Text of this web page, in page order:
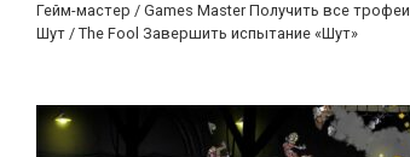
Гейм-мастер / Games Master Получить все трофеи
Шут / The Fool Завершить испытание «Шут»